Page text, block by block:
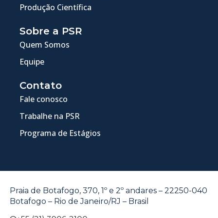
Produção Científica
Sobre a PSR
Quem Somos
Equipe
Contato
Fale conosco
Trabalhe na PSR
Programa de Estágios
Praia de Botafogo, 370, 1º e 2º andares – 22250-040
Botafogo – Rio de Janeiro/RJ – Brasil